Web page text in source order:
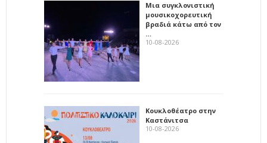
Μια συγκλονιστική
μουσικοχορευτική
βραδιά κάτω από τον
…
10-08-2026
Κουκλοθέατρο στην
Καστάνιτσα
10-08-2026